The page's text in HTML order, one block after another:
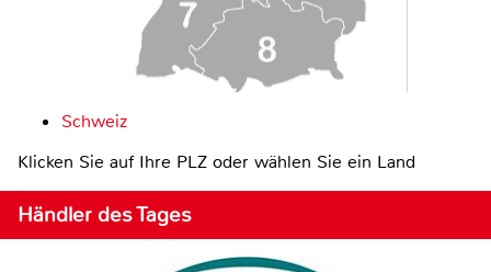
Schweiz
Klicken Sie auf Ihre PLZ oder wählen Sie ein Land
Händler des Tages